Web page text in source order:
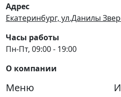
Адрес
Екатеринбург, ул.Данилы
Часы работы
Пн-Пт, 09:00 - 19:00
О компании
Меню